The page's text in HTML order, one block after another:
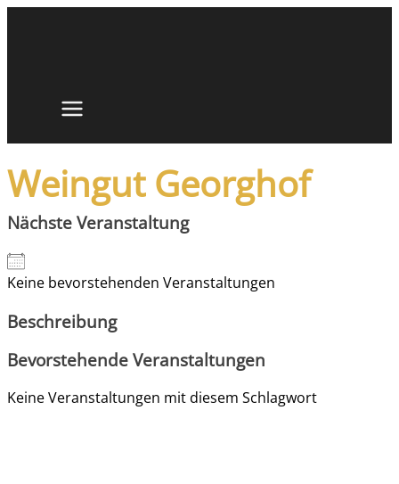
Zum
Weingut Georghof
Nächste Veranstaltung
Keine bevorstehenden Veranstaltungen
Beschreibung
Bevorstehende Veranstaltungen
Keine Veranstaltungen mit diesem Schlagwort